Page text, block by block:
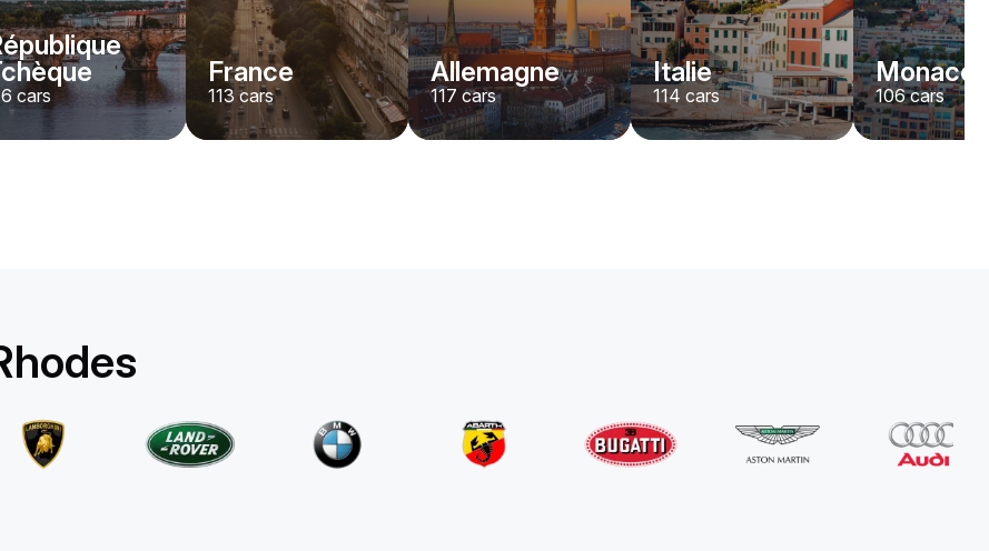
cars
France
113cars
Allemagne
117 cars
Italie
114 cars
Monaco
106cars